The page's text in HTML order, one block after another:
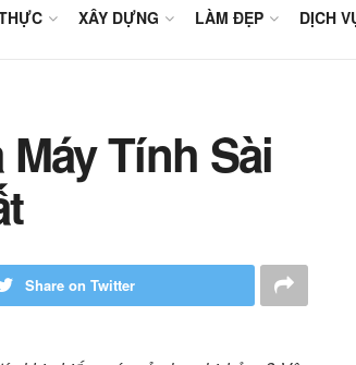
XÂY DỰNG LÀM ĐẸP DỊCH
Tính Sài
Share on Twitter